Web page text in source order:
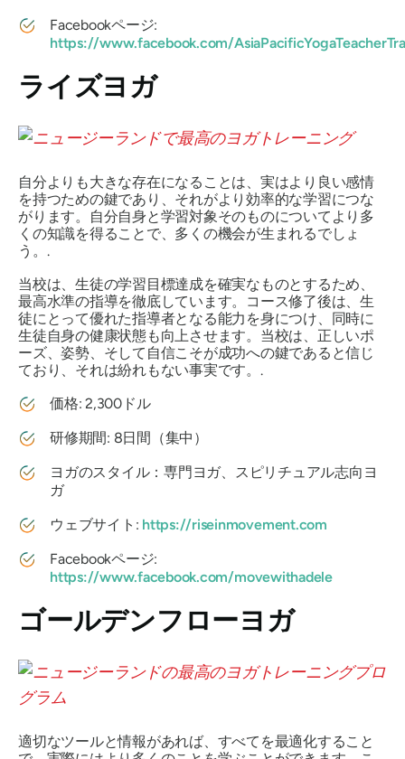
Facebookページ:
https://www.facebook.com/
ライズヨガ
自分よりも大きな存在になることは、実はより良い感情
を持つための鍵であり、それがより効率的な学習につな
がります。自分自身と学習対象そのものについてより多
くの知識を得ることで、多くの機会が生まれるでしょ
う。.
当校は、生徒の学習目標達成を確実なものとするため、
最高水準の指導を徹底しています。コース修了後は、生
徒にとって優れた指導者となる能力を身につけ、同時に
生徒自身の健康状態も向上させます。当校は、正しいポ
ーズ、姿勢、そして自信こそが成功への鍵であると信じ
ており、それは紛れもない事実です。.
価格: 2,300ドル
研修期間: 8日間（集中）
ヨガのスタイル：専門ヨガ、スピリチュアル志向ヨ
ガ
ウェブサイト: https://riseinmovement.com
Facebookページ:
https://www.facebook.com/movewithadele
ゴールデンフローヨガ
適切なツールと情報があれば、すべてを最適化すること